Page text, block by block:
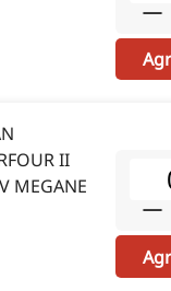
II
MEGANE